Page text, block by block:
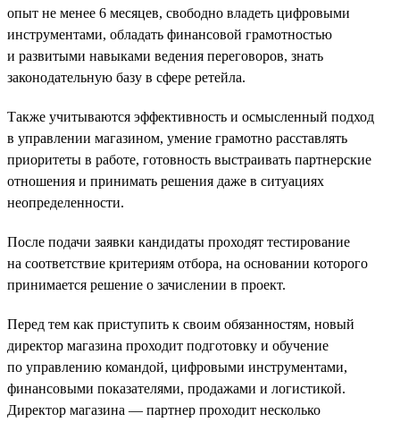
опыт не менее 6 месяцев, свободно владеть цифровыми
инструментами, обладать финансовой грамотностью
и развитыми навыками ведения переговоров, знать
законодательную базу в сфере ретейла.
Также учитываются эффективность и осмысленный подход
в управлении магазином, умение грамотно расставлять
приоритеты в работе, готовность выстраивать партнерские
отношения и принимать решения даже в ситуациях
неопределенности.
После подачи заявки кандидаты проходят тестирование
на соответствие критериям отбора, на основании которого
принимается решение о зачислении в проект.
Перед тем как приступить к своим обязанностям, новый
директор магазина проходит подготовку и обучение
по управлению командой, цифровыми инструментами,
финансовыми показателями, продажами и логистикой.
Директор магазина — партнер проходит несколько